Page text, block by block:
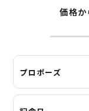
価格か
プロポーズ